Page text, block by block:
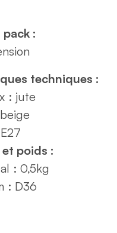
:
techniques :
: jute
poids :
: 0,5kg
: D36